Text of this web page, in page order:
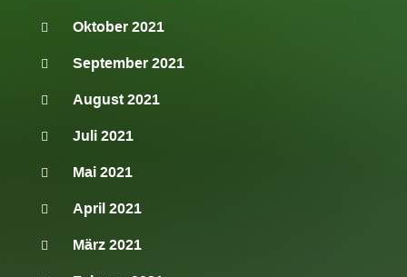
Oktober 2021
September 2021
August 2021
Juli 2021
Mai 2021
April 2021
März 2021